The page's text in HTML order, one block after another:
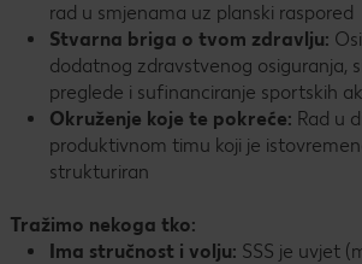
rad u smjenama uz planski raspored
Stvarna briga o tvom zdravlju:
dodatnog zdravstvenog osiguranja,
preglede i sufinanciranje sportskih
Okruženje koje te pokreće: Rad u
produktivnom timu koji je
strukturiran
Tražimo nekoga tko:
Ima stručnost i volju: SSS je uvjet